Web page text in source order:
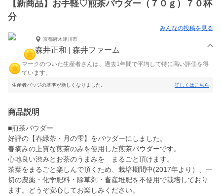
【新商品】お手軽♡煎茶パウダー（７０ｇ）７０杯
分
みんなの投稿を見る
京都府木津川市
森井正和 | 森井ファーム
マークのついた生産者さんは、過去1年間で平均して特に高い評価を得
ています。
生産者バッジの基準が新しくなりました。 詳しくはこちら
商品説明
■煎茶パウダー
好評の【春緑茶・月の雫】をパウダーにしました。
春摘みの上質な煎茶のみを使用した煎茶パウダーです。
心地良い渋みとお茶のうまみを まるごと頂けます。
茶葉をまるごと楽しんで頂くため、栽培期間中(2017年より）、一
切の農薬・化学肥料・除草剤・畜産堆肥を不使用で栽培しており
ます。どうぞ安心してお楽しみください。